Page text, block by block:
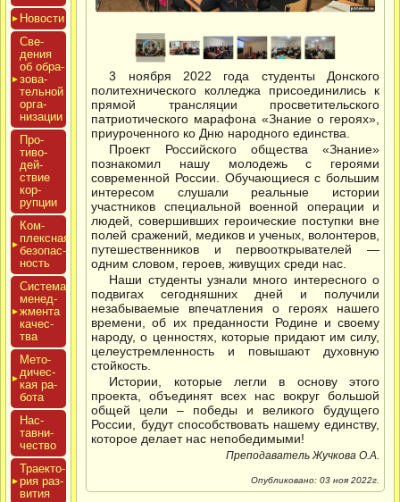
Новос­ти
Све­
дения
об об­ра­
зова­
тель­ной
ор­га­
низа­ции
Про­
тиво­
дей­
ствие
кор­
рупции
Ком­
плексная
бе­зопас­
ность
Сис­те­ма
ме­нед­
жмен­та
ка­чес­
тва
Мето­
дичес­
кая ра­
бота
Нас­
тавни­
чес­тво
Тра­ек­то­
рия раз­
ви­тия
3 ноября 2022 года студенты Донского
политехнического колледжа присоединились к
прямой трансляции просветительского
патриотического марафона «Знание о героях»,
приуроченного ко Дню народного единства.
Проект Российского общества «Знание»
познакомил нашу молодежь с героями
современной России. Обучающиеся с большим
интересом слушали реальные истории
участников специальной военной операции и
людей, совершивших героические поступки вне
полей сражений, медиков и ученых, волонтеров,
путешественников и первооткрывателей —
одним словом, героев, живущих среди нас.
Наши студенты узнали много интересного о
подвигах сегодняшних дней и получили
незабываемые впечатления о героях нашего
времени, об их преданности Родине и своему
народу, о ценностях, которые придают им силу,
целеустремленность и повышают духовную
стойкость.
Истории, которые легли в основу этого
проекта, объединят всех нас вокруг большой
общей цели – победы и великого будущего
России, будут способствовать нашему единству,
которое делает нас непобедимыми!
Преподаватель Жучкова О.А.
Опубликовано: 03 ноя 2022г.